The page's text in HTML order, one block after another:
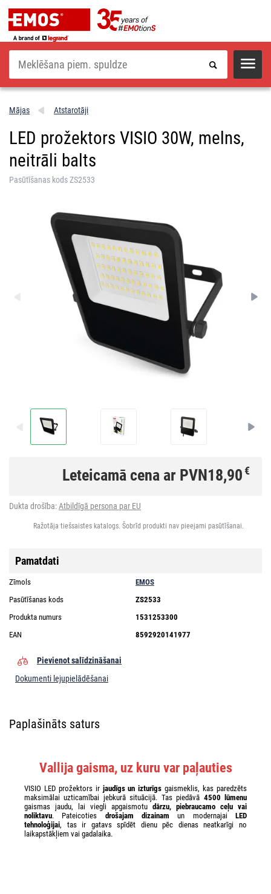
Meklēšana
Mājas Atstarotāji
LED prožektors VISIO 30W, melns,
neitrāli balts
Pasūtīšanas kods ZS2533
Leteicamā cena ar PVN18,90€
Dukta drošība:Atbildīgā persona par EU
Ražotāja tiešsaistes katalogs. Šobrīd produkti nav pieejami pasūtīšanai.
Pamatdati
Zīmols
EMOS
Pasūtīšanas kods
ZS2533
Produkta numurs
1531253300
EAN
8592920141977
Pievienot salīdzināšanai
Dokumenti lejupielādēšanai
Paplašināts saturs
Vallija gaisma, uz kuru var paļauties
VISIO LED prožektors ir jaudīgs un izturīgs gaismeklis, kas paredzēts
maksimālai uzticamībai jebkurā situācijā. Tas piedāvā 4500 lūmenu
gaismas jaudu, lai viegli apgaismotu dārzu, piebraucamo ceļu vai
noliktavu. Pateicoties drošajam dizainam un modernajaiLED
tehnoloģijai, tas ir gatavs spīdēt dienu pēc dienas neatkarīgi no
laikapstākļiem vai gadalaika.